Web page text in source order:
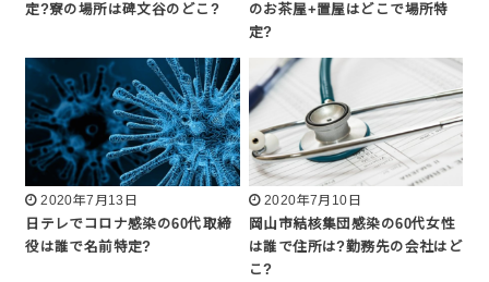
定?寮の場所は碑文谷のどこ?
のお茶屋+置屋はどこで場所特
定?
2020年7月13日
日テレでコロナ感染の60代取締
役は誰で名前特定?
2020年7月10日
岡山市結核集団感染の60代女性
は誰で住所は?勤務先の会社はど
こ?